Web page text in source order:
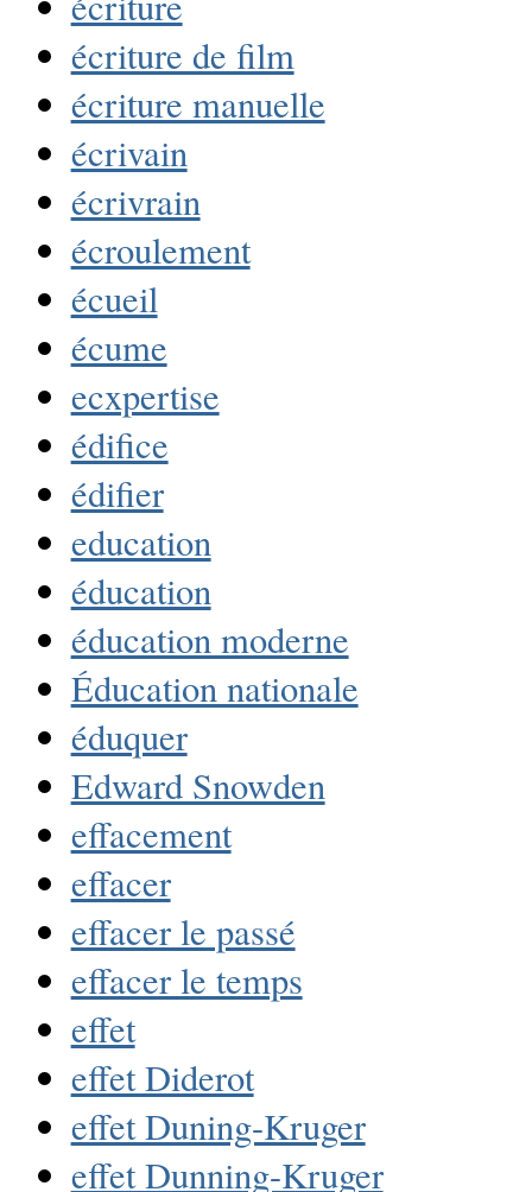
écriture de film
écriture manuelle
écrivain
écrivrain
écroulement
écueil
écume
ecxpertise
édifice
édifier
education
éducation
éducation moderne
Éducation nationale
éduquer
Edward Snowden
effacement
effacer
effacer le passé
effacer le temps
effet
effet Diderot
effet Duning-Kruger
effet Dunning-Kruger